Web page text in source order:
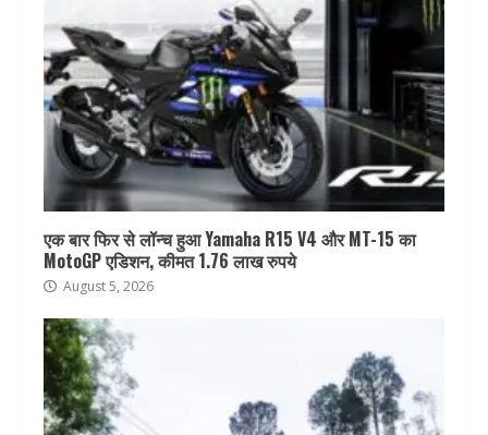
एक बार फिर से लॉन्च हुआ Yamaha R15 V4 और MT-15 का
MotoGP एडिशन, कीमत 1.76 लाख रुपये
August 5, 2026